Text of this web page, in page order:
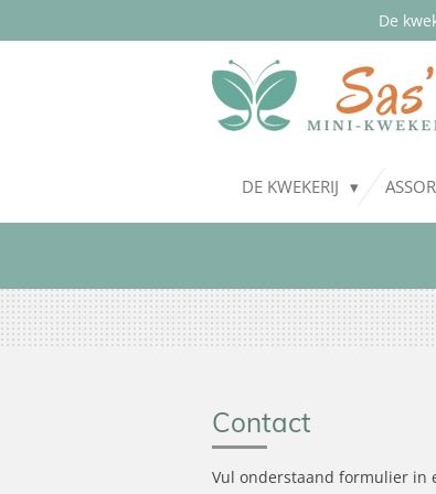
De
DE KWEKERIJ
Contact
Vul onderstaand formulier in